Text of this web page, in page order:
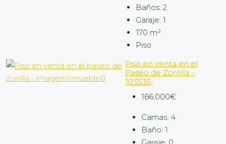
Baños: 2
Garaje: 1
170 m²
Piso
Piso en venta en el
Paseo de Zorrilla –
103535
166,000€
Camas: 4
Baño: 1
Garaje: 0